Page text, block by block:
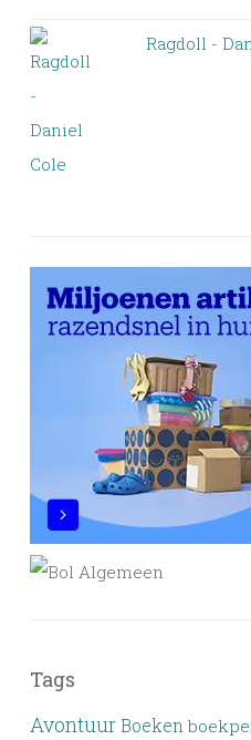
Ragdoll -
Tags
Avontuur Boeken